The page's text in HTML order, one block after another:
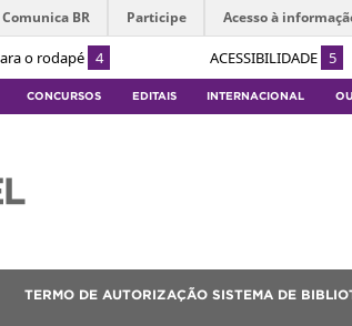
o rodapé 4 ACESSIBILIDADE 5
Comunica BR Participe Acesso à
CONCURSOS EDITAIS INTERNACIONAL
TERMO DE AUTORIZAÇÃO SISTEMA DE